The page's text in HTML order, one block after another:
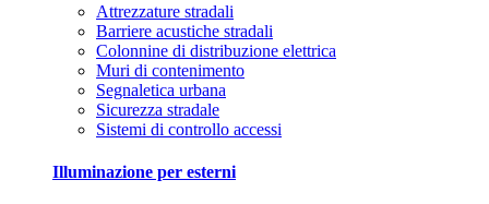
Attrezzature stradali
Barriere acustiche stradali
Colonnine di distribuzione elettrica
Muri di contenimento
Segnaletica urbana
Sicurezza stradale
Sistemi di controllo accessi
Illuminazione per esterni